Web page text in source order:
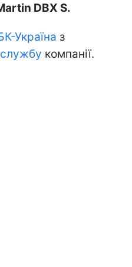
DBX S.
Україна з
компанії.